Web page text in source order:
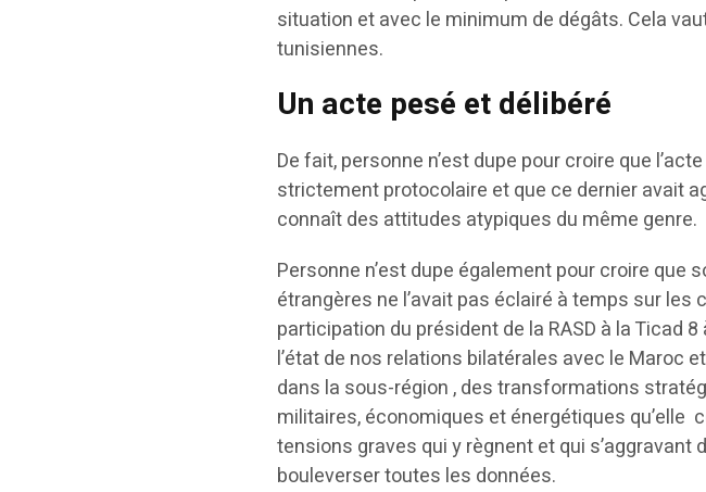
situation et avec le minimum de dégâts. Cela
tunisiennes.
Un acte pesé et délibéré
De fait, personne n’est dupe pour croire que
strictement protocolaire et que ce dernier avait
connaît des attitudes atypiques du même genre.
Personne n’est dupe également pour croire que
étrangères ne l’avait pas éclairé à temps sur
participation du président de la RASD à la Ticad
l’état de nos relations bilatérales avec le Maroc
dans la sous-région , des transformations
militaires, économiques et énergétiques qu’elle
tensions graves qui y règnent et qui s’aggravant
bouleverser toutes les données.